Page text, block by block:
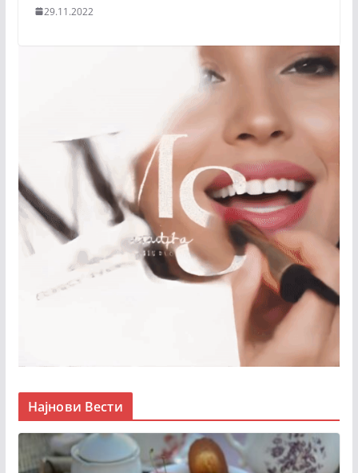
29.11.2022
Најнови Вести